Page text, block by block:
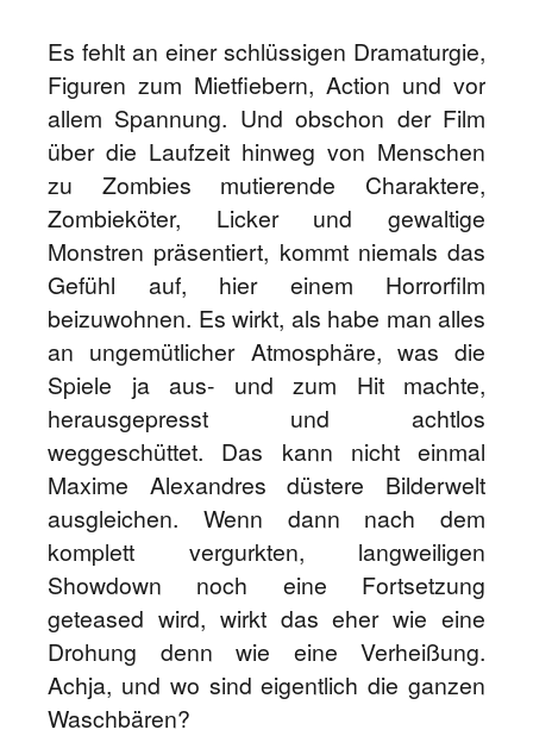
Es fehlt an einer schlüssigen Dramaturgie,
Figuren zum Mietfiebern, Action und vor
allem Spannung. Und obschon der Film
über die Laufzeit hinweg von Menschen
zu Zombies mutierende Charaktere,
Zombieköter, Licker und gewaltige
Monstren präsentiert, kommt niemals das
Gefühl auf, hier einem Horrorfilm
beizuwohnen. Es wirkt, als habe man alles
an ungemütlicher Atmosphäre, was die
Spiele ja aus- und zum Hit machte,
herausgepresst und achtlos
weggeschüttet. Das kann nicht einmal
Maxime Alexandres düstere Bilderwelt
ausgleichen. Wenn dann nach dem
komplett vergurkten, langweiligen
Showdown noch eine Fortsetzung
geteased wird, wirkt das eher wie eine
Drohung denn wie eine Verheißung.
Achja, und wo sind eigentlich die ganzen
Waschbären?